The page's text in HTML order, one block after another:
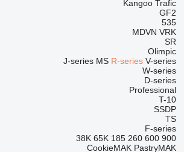
Kangoo Trafic
GF2
535
MDVN VRK
SR
Olimpic
J-series MS R-series V-series
W-series
D-series
Professional
T-10
SSDP
TS
F-series
38K 65K 185 260 600 900
CookieMAK PastryMAK